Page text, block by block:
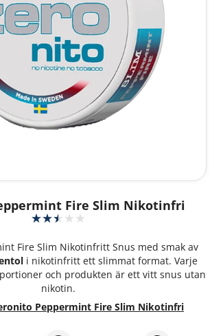
Fire Slim Nikotinfri
Fire Slim Nikotinfritt Snus med smak av
i nikotinfritt ett slimmat format. Varje
och produkten är ett vitt snus utan
nikotin.
Peppermint Fire Slim Nikotinfri